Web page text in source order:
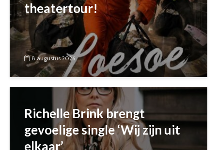
theatertour!
8 augustus 2026
Richelle Brink brengt
gevoelige single ‘Wij zijn uit
elkaar’